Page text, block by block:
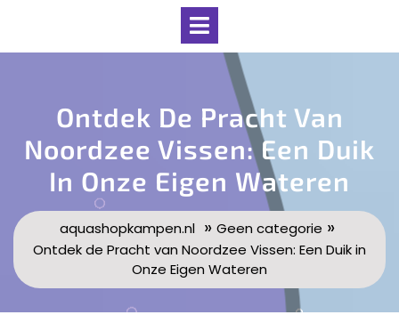
Open
Ontdek De Pracht Van
Noordzee Vissen: Een Duik
In Onze Eigen Wateren
aquashopkampen.nl » Geen categorie »
Ontdek de Pracht van Noordzee Vissen: Een Duik in
Onze Eigen Wateren